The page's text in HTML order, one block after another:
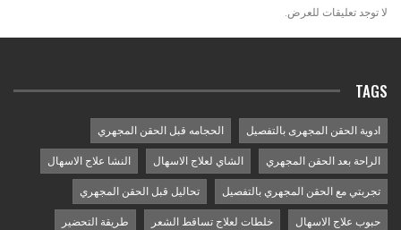
لا توجد تعليقات للعرض.
TAGS
ادوية الحقن المجهرى بالتفصيل الحجامه قبل الحقن المجهري
الراحة بعد الحقن المجهري الشاي لعلاج الاسهال النشا علاج الاسهال
تجربتي مع الحقن المجهري بالتفصيل تحاليل قبل الحقن المجهري
حبوب علاج الاسهال خلطات لعلاج تساقط الشعر طريقة التحضير